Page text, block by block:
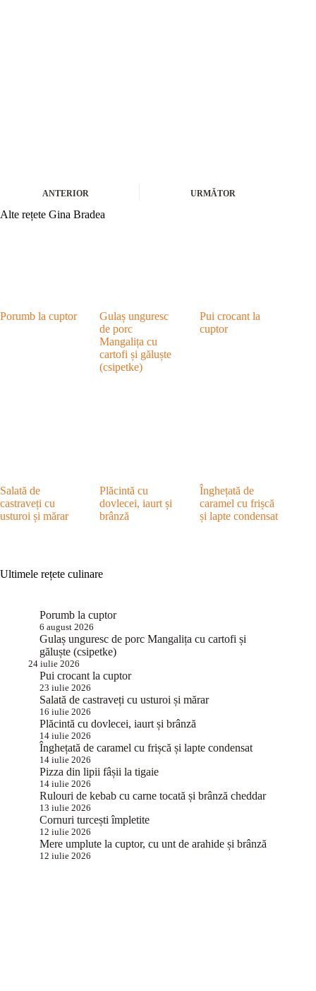
ANTERIOR URMĂTOR
Alte rețete Gina Bradea
Porumb la cuptor
Gulaș unguresc
de porc
Mangalița cu
cartofi și găluște
(csipetke)
Pui crocant la
cuptor
Salată de
castraveți cu
usturoi și mărar
Plăcintă cu
dovlecei, iaurt și
brânză
Înghețată de
caramel cu frișcă
și lapte condensat
Ultimele rețete culinare
Porumb la cuptor
6 august 2026
Gulaș unguresc de porc Mangalița cu cartofi și
găluște (csipetke)
24 iulie 2026
Pui crocant la cuptor
23 iulie 2026
Salată de castraveți cu usturoi și mărar
16 iulie 2026
Plăcintă cu dovlecei, iaurt și brânză
14 iulie 2026
Înghețată de caramel cu frișcă și lapte condensat
14 iulie 2026
Pizza din lipii fâșii la tigaie
14 iulie 2026
Rulouri de kebab cu carne tocată și brânză cheddar
13 iulie 2026
Cornuri turcești împletite
12 iulie 2026
Mere umplute la cuptor, cu unt de arahide și brânză
12 iulie 2026